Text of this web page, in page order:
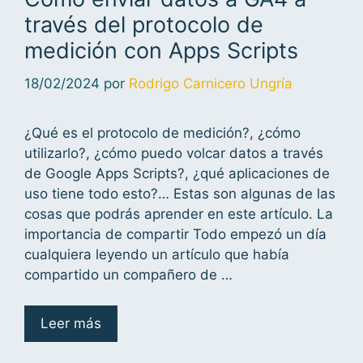
través del protocolo de
medición con Apps Scripts
18/02/2024 por Rodrigo Carnicero Ungría
¿Qué es el protocolo de medición?, ¿cómo
utilizarlo?, ¿cómo puedo volcar datos a través
de Google Apps Scripts?, ¿qué aplicaciones de
uso tiene todo esto?… Estas son algunas de las
cosas que podrás aprender en este artículo. La
importancia de compartir Todo empezó un día
cualquiera leyendo un artículo que había
compartido un compañero de …
Leer más